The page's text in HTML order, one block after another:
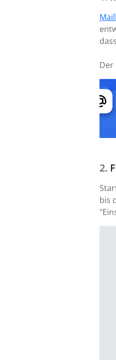
Der
bis